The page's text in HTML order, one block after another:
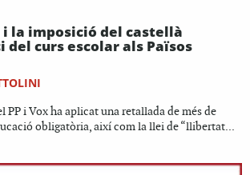
la imposició del castellà
curs escolar als Països
PP i Vox ha aplicat una retallada de més de
obligatòria, així com la llei de “llibertat...